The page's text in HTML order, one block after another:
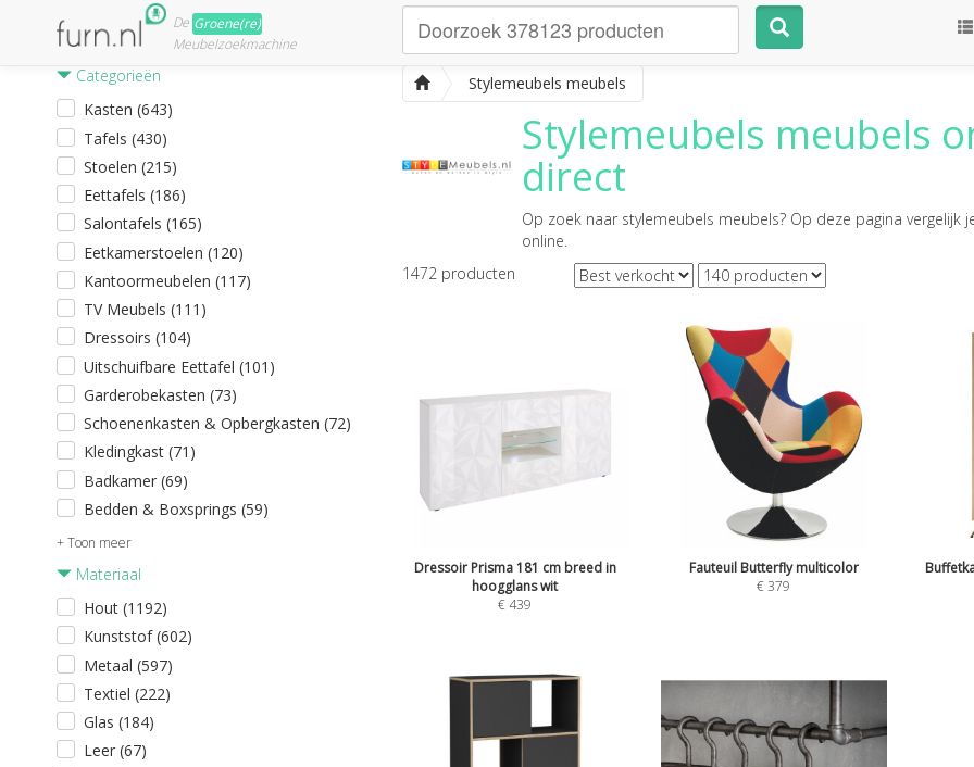
De Groene(re)
Meubelzoekmachine
Categorieën
Kasten (643)
Tafels (430)
Stoelen (215)
Eettafels (186)
Salontafels (165)
Eetkamerstoelen (120)
Kantoormeubelen (117)
TV Meubels (111)
Dressoirs (104)
Uitschuifbare Eettafel (101)
Garderobekasten (73)
Schoenenkasten & Opbergkasten (72)
Kledingkast (71)
Badkamer (69)
Bedden & Boxsprings (59)
+ Toon meer
Materiaal
Hout (1192)
Kunststof (602)
Metaal (597)
Textiel (222)
Glas (184)
Leer (67)
Stylemeubels meubels
Stylemeubels meubels
direct
Op zoek naar stylemeubels meubels? Op deze pagina vergelijk
online.
1472producten
Dressoir Prisma 181 cm breed in
hoogglans wit
€439
Fauteuil Butterfly multicolor
€379